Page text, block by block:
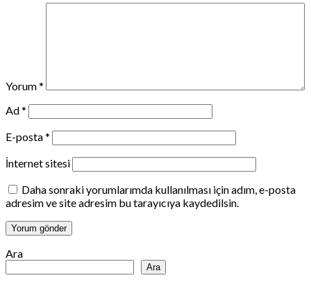
Yorum*
Ad*
E-posta*
İnternet sitesi
Daha sonraki yorumlarımda kullanılması için adım, e-posta
adresim ve site adresim bu tarayıcıya kaydedilsin.
Ara
Ara